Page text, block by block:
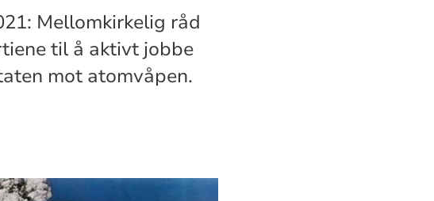
Mellomkirkelig råd
til å aktivt jobbe
mot atomvåpen.